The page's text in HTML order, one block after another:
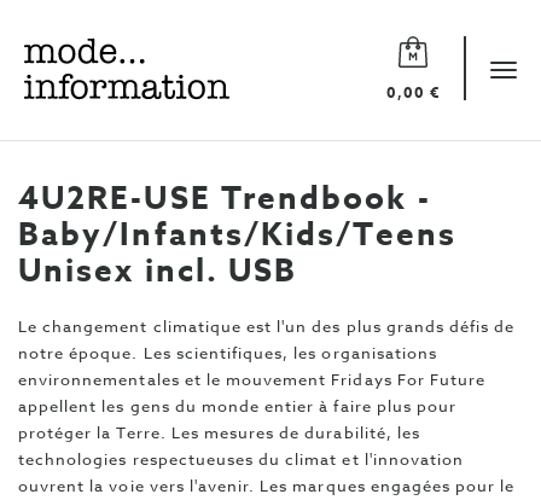
0,00 €
Mode
information
4U2RE-USE Trendbook -
Baby/Infants/Kids/Teens
Unisex incl. USB
Le changement climatique est l'un des plus grands défis de
notre époque. Les scientifiques, les organisations
environnementales et le mouvement Fridays For Future
appellent les gens du monde entier à faire plus pour
protéger la Terre. Les mesures de durabilité, les
technologies respectueuses du climat et l'innovation
ouvrent la voie vers l'avenir. Les marques engagées pour le